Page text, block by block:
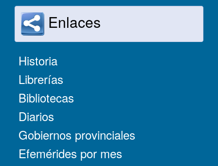
Enlaces
Historia
Librerías
Bibliotecas
Diarios
Gobiernos provinciales
Efemérides por mes